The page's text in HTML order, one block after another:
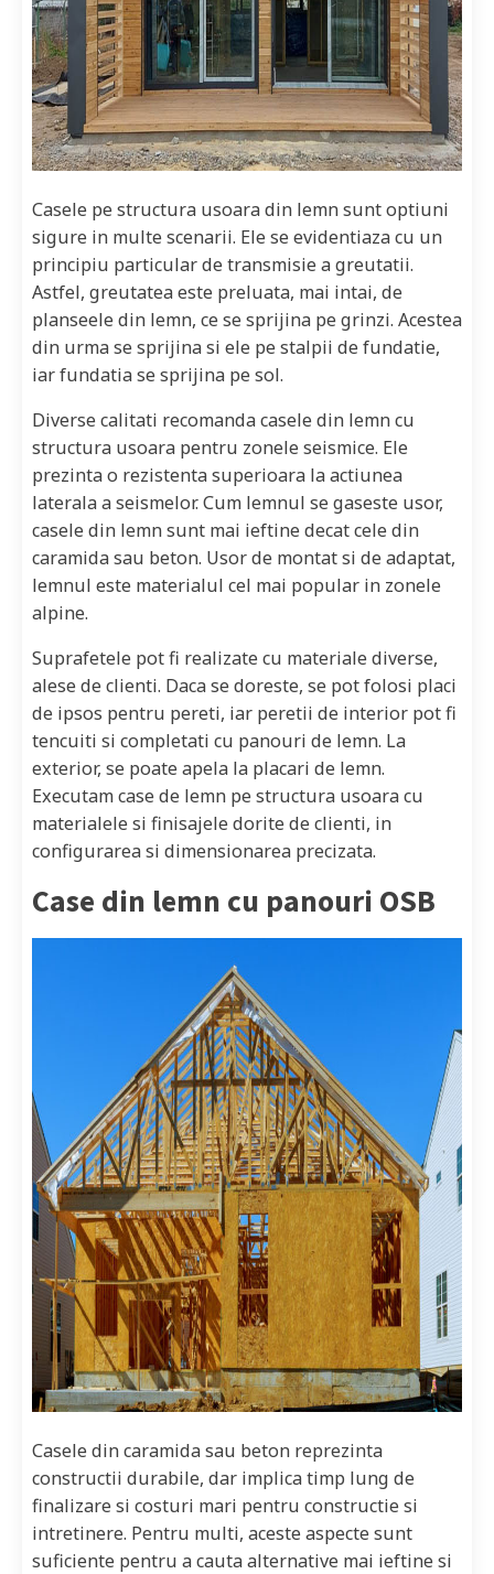
Casele pe structura usoara din lemn sunt optiuni
sigure in multe scenarii. Ele se evidentiaza cu un
principiu particular de transmisie a greutatii.
Astfel, greutatea este preluata, mai intai, de
planseele din lemn, ce se sprijina pe grinzi. Acestea
din urma se sprijina si ele pe stalpii de fundatie,
iar fundatia se sprijina pe sol.
Diverse calitati recomanda casele din lemn cu
structura usoara pentru zonele seismice. Ele
prezinta o rezistenta superioara la actiunea
laterala a seismelor. Cum lemnul se gaseste usor,
casele din lemn sunt mai ieftine decat cele din
caramida sau beton. Usor de montat si de adaptat,
lemnul este materialul cel mai popular in zonele
alpine.
Suprafetele pot fi realizate cu materiale diverse,
alese de clienti. Daca se doreste, se pot folosi placi
de ipsos pentru pereti, iar peretii de interior pot fi
tencuiti si completati cu panouri de lemn. La
exterior, se poate apela la placari de lemn.
Executam case de lemn pe structura usoara cu
materialele si finisajele dorite de clienti, in
configurarea si dimensionarea precizata.
Case din lemn cu panouri OSB
Casele din caramida sau beton reprezinta
constructii durabile, dar implica timp lung de
finalizare si costuri mari pentru constructie si
intretinere. Pentru multi, aceste aspecte sunt
suficiente pentru a cauta alternative mai ieftine si